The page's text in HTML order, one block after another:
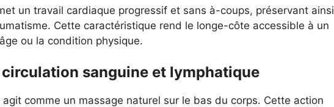
un travail cardiaque progressif et sans à-coups, préservant ainsi
Cette caractéristique rend le longe-côte accessible à un
ou la condition physique.
sanguine et lymphatique
comme un massage naturel sur le bas du corps. Cette action